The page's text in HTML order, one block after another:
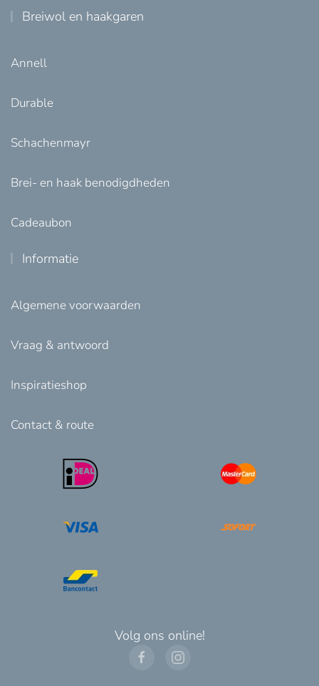
Breiwol en haakgaren
Annell
Durable
Schachenmayr
Brei- en haak benodigdheden
Cadeaubon
Informatie
Algemene voorwaarden
Vraag & antwoord
Inspiratieshop
Contact & route
Volg ons online!